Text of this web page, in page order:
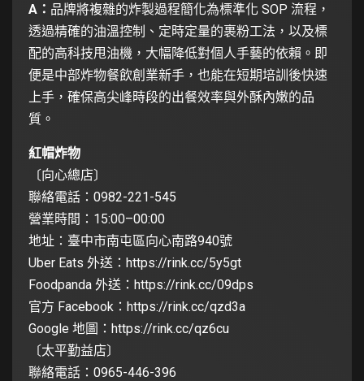
A： 品牌將複雜的炸製過程簡化為標準化 SOP 流程，
透過精確的油溫控制、定時定量的裹粉工法，以及標
配的高科技甩油機，大幅降低對個人手藝的依賴。即
便是中部炸物餐飲創業新手，也能在短期培訓後快速
上手，確保高尖峰時段的出餐效率與外酥內嫩的品
質。
紅帽炸物
〔向心總店〕
聯絡電話：0982-221-545
營業時間：15:00–00:00
地址：臺中市南屯區向心南路940號
Uber Eats 外送： https://rink.cc/5y5gt
Foodpanda 外送： https://rink.cc/09dps
官方 Facebook： https://rink.cc/qzd3a
Google 地圖： https://rink.cc/qz6cu
〔太平勤益店〕
聯絡電話：0965-446-396